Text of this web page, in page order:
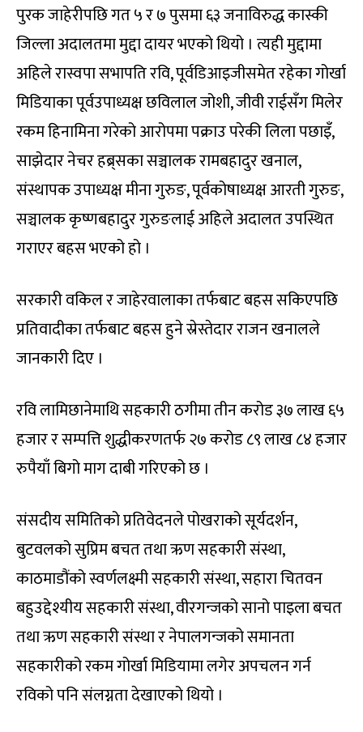
पुरक जाहेरीपछि गत ५ र ७ पुसमा ६३ जनाविरुद्ध कास्की
जिल्ला अदालतमा मुद्दा दायर भएको थियो । त्यही मुद्दामा
अहिले रास्वपा सभापति रवि, पूर्वडिआइजीसमेत रहेका गोर्खा
मिडियाका पूर्वउपाध्यक्ष छविलाल जोशी, जीवी राईसँग मिलेर
रकम हिनामिना गरेको आरोपमा पक्राउ परेकी लिला पछाइँ,
साझेदार नेचर हब्र्सका सञ्चालक रामबहादुर खनाल,
संस्थापक उपाध्यक्ष मीना गुरुङ, पूर्वकोषाध्यक्ष आरती गुरुङ,
सञ्चालक कृष्णबहादुर गुरुङलाई अहिले अदालत उपस्थित
गराएर बहस भएको हो ।
सरकारी वकिल र जाहेरवालाका तर्फबाट बहस सकिएपछि
प्रतिवादीका तर्फबाट बहस हुने स्रेस्तेदार राजन खनालले
जानकारी दिए ।
रवि लामिछानेमाथि सहकारी ठगीमा तीन करोड ३७ लाख ६५
हजार र सम्पत्ति शुद्धीकरणतर्फ २७ करोड ८९ लाख ८४ हजार
रुपैयाँ बिगो माग दाबी गरिएको छ ।
संसदीय समितिको प्रतिवेदनले पोखराको सूर्यदर्शन,
बुटवलको सुप्रिम बचत तथा ऋण सहकारी संस्था,
काठमाडौंको स्वर्णलक्ष्मी सहकारी संस्था, सहारा चितवन
बहुउद्देश्यीय सहकारी संस्था, वीरगन्जको सानो पाइला बचत
तथा ऋण सहकारी संस्था र नेपालगन्जको समानता
सहकारीको रकम गोर्खा मिडियामा लगेर अपचलन गर्न
रविको पनि संलग्नता देखाएको थियो ।